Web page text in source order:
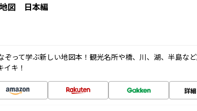
図 日本編
ぞって学ぶ新しい地図本！観光名所や橋、川、湖、半島な
キ！
詳